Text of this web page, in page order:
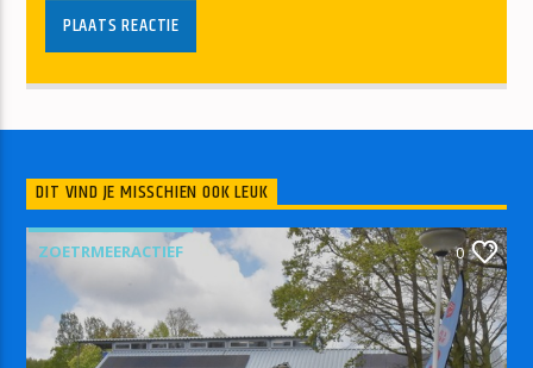
DIT VIND JE MISSCHIEN OOK LEUK
ZOETRMEERACTIEF 0